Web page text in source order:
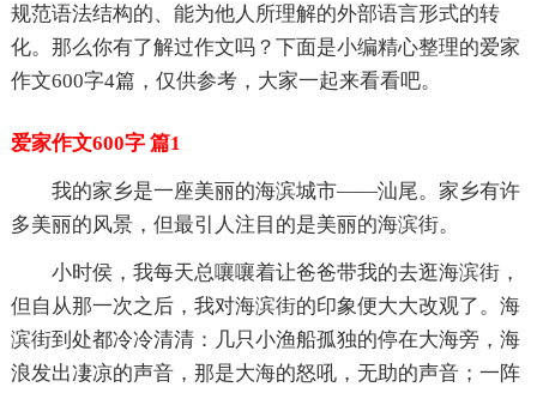
规范语法结构的、能为他人所理解的外部语言形式的转
化。那么你有了解过作文吗？下面是小编精心整理的爱家
作文600字4篇，仅供参考，大家一起来看看吧。
爱家作文600字 篇1
我的家乡是一座美丽的海滨城市——汕尾。家乡有许
多美丽的风景，但最引人注目的是美丽的海滨街。
小时侯，我每天总嚷嚷着让爸爸带我的去逛海滨街，
但自从那一次之后，我对海滨街的印象便大大改观了。海
滨街到处都冷冷清清：几只小渔船孤独的停在大海旁，海
浪发出凄凉的声音，那是大海的怒吼，无助的声音；一阵